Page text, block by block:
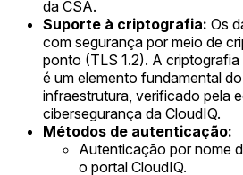
da CSA.
Suporte à criptografia: Os
com segurança por meio de
ponto (TLS 1.2). A
é um elemento fundamental
infraestrutura, verificado pela
cibersegurança da CloudIQ.
Métodos de autenticação:
Autenticação por nome
o portal CloudIQ.